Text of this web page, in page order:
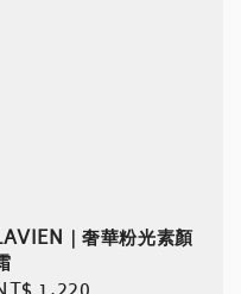
｜奢華粉光素顏